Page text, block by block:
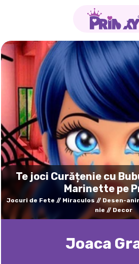
Te joci Curățenie cu
Marinette pe
Jocuri de Fete Miraculos Desen-
nie
Decor
Joaca